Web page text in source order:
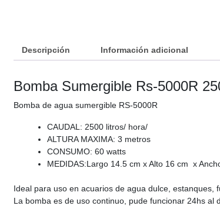
Descripción Información adicional
Bomba Sumergible Rs-5000R
Bomba de agua sumergible RS-5000R
CAUDAL: 2500 litros/ hora/
ALTURA MAXIMA: 3 metros
CONSUMO: 60 watts
MEDIDAS:Largo 14.5 cm x Alto 16 cm x
Ideal para uso en acuarios de agua dulce, estanques,
La bomba es de uso continuo, pude funcionar 24hs